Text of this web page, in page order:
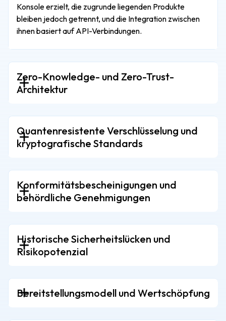
Konsole erzielt, die zugrunde liegenden Produkte
bleiben jedoch getrennt, und die Integration zwischen
ihnen basiert auf API-Verbindungen.
Zero-Knowledge- und Zero-Trust-
Architektur
Quantenresistente Verschlüsselung und
kryptografische Standards
Konformitätsbescheinigungen und
behördliche Genehmigungen
Historische Sicherheitslücken und
Risikopotenzial
Bereitstellungsmodell und Wertschöpfung